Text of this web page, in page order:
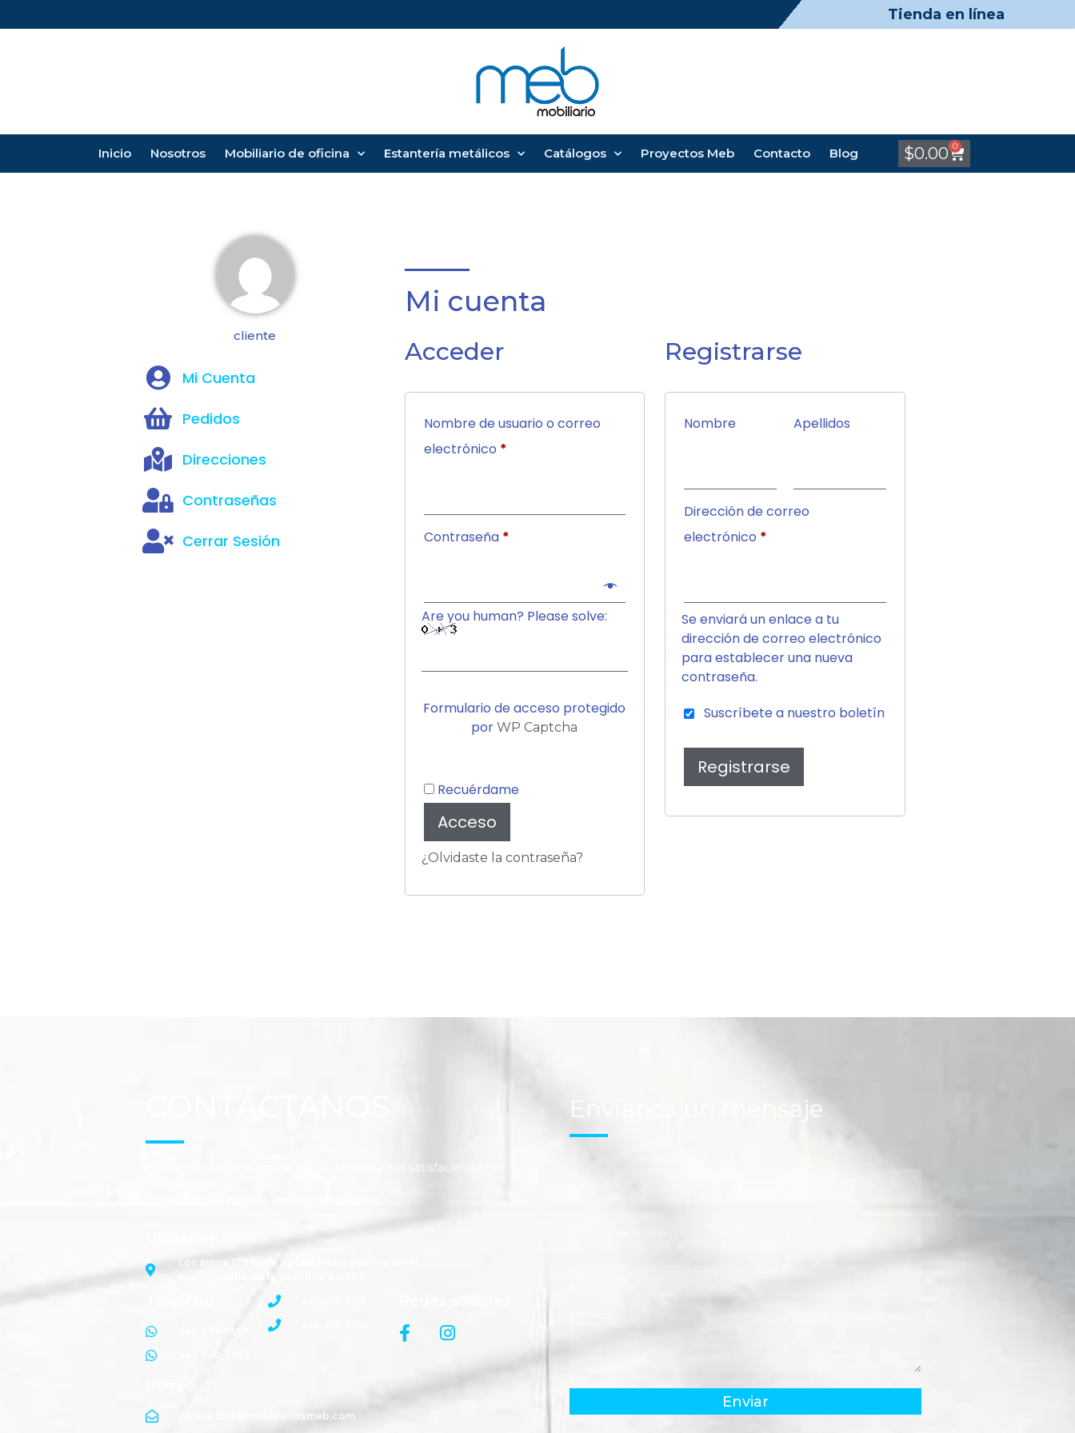
Tienda en línea
Inicio Nosotros Mobiliario de oficina Estantería metálicos Catálogos Proyectos Meb Contacto Blog $0.00 0
cliente
Mi Cuenta
Pedidos
Direcciones
Contraseñas
Cerrar Sesión
Mi cuenta
Acceder
Nombre de usuario o correo
electrónico *
Contraseña *
Are you human? Please solve:
Formulario de acceso protegido
porWP Captcha
Recuérdame
Acceso
¿Olvidaste la contraseña?
Registrarse
Nombre Apellidos
Dirección de correo
electrónico *
Se enviará un enlace a tu
dirección de correo electrónico
para establecer una nueva
contraseña.
Suscríbete a nuestro boletín
Registrarse
Contamos con una amplia gama de productos satisfaciendo tus
Los arcos 177 local 2 planta baja edificio km 0
ventas.002@mobiliariosmeb.com
Envíanos un mensaje
Enviar